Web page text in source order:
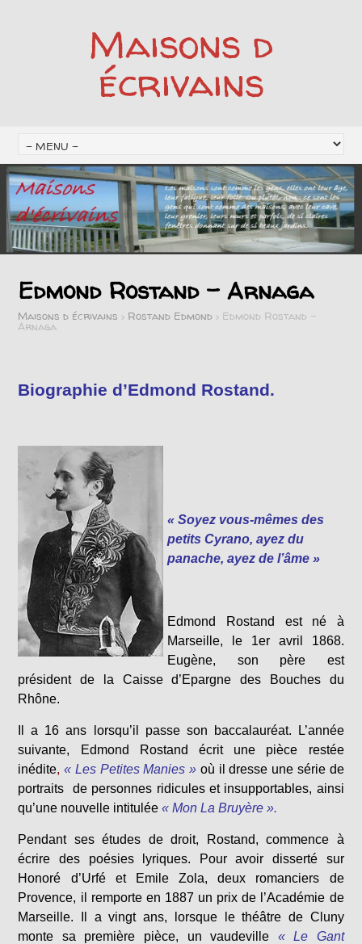
Maisons d
écrivains
Edmond Rostand – Arnaga
Maisons d écrivains > Rostand Edmond > Edmond Rostand –
Arnaga
Biographie d’Edmond Rostand.
« Soyez vous-mêmes des
petits Cyrano, ayez du
panache, ayez de l’âme »
Edmond Rostand est né à
Marseille, le 1er avril 1868.
Eugène, son père est
président de la Caisse d’Epargne des Bouches du
Rhône.
Il a 16 ans lorsqu’il passe son baccalauréat. L’année
suivante, Edmond Rostand écrit une pièce restée
inédite, « Les Petites Manies » où il dresse une série de
portraits de personnes ridicules et insupportables, ainsi
qu’une nouvelle intitulée « Mon La Bruyère ».
Pendant ses études de droit, Rostand, commence à
écrire des poésies lyriques. Pour avoir disserté sur
Honoré d’Urfé et Emile Zola, deux romanciers de
Provence, il remporte en 1887 un prix de l’Académie de
Marseille. Il a vingt ans, lorsque le théâtre de Cluny
monte sa première pièce, un vaudeville
« Le Gant